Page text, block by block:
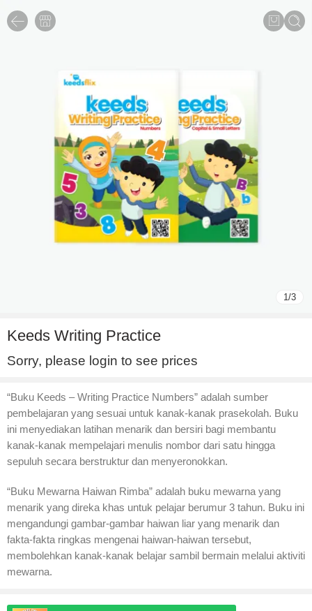
1/3
Keeds Writing Practice
Sorry, please login to see prices
“Buku Keeds – Writing Practice Numbers” adalah sumber
pembelajaran yang sesuai untuk kanak-kanak prasekolah. Buku
ini menyediakan latihan menarik dan bersiri bagi membantu
kanak-kanak mempelajari menulis nombor dari satu hingga
sepuluh secara berstruktur dan menyeronokkan.
“Buku Mewarna Haiwan Rimba” adalah buku mewarna yang
menarik yang direka khas untuk pelajar berumur 3 tahun. Buku ini
mengandungi gambar-gambar haiwan liar yang menarik dan
fakta-fakta ringkas mengenai haiwan-haiwan tersebut,
membolehkan kanak-kanak belajar sambil bermain melalui aktiviti
mewarna.